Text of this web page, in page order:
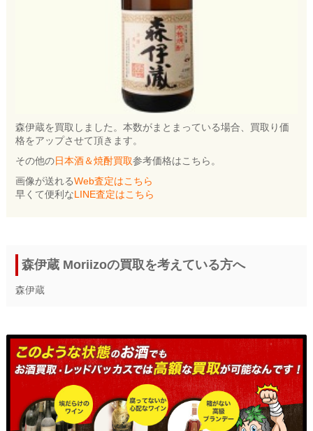
森伊蔵を買取しました。本数がまとまっている場合、買取り価
格をアップさせて頂きます。
その他の日本酒＆焼酎買取参考価格はこちら。
画像が送れるWeb査定はこちら
早くて便利なLINE査定はこちら
森伊蔵 Moriizoの買取を考えている方へ
森伊蔵